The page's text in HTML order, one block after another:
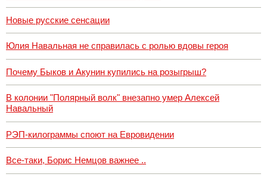
Новые русские сенсации
Юлия Навальная не справилась с ролью вдовы героя
Почему Быков и Акунин купились на розыгрыш?
В колонии "Полярный волк" внезапно умер Алексей
Навальный
РЭП-килограммы споют на Евровидении
Все-таки, Борис Немцов важнее ..